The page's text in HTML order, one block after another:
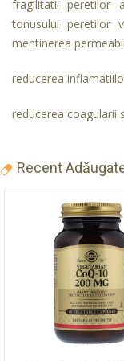
fragilitatii peretilor
tonusului peretilor
mentinerea
reducerea
reducerea coagularii
Recent